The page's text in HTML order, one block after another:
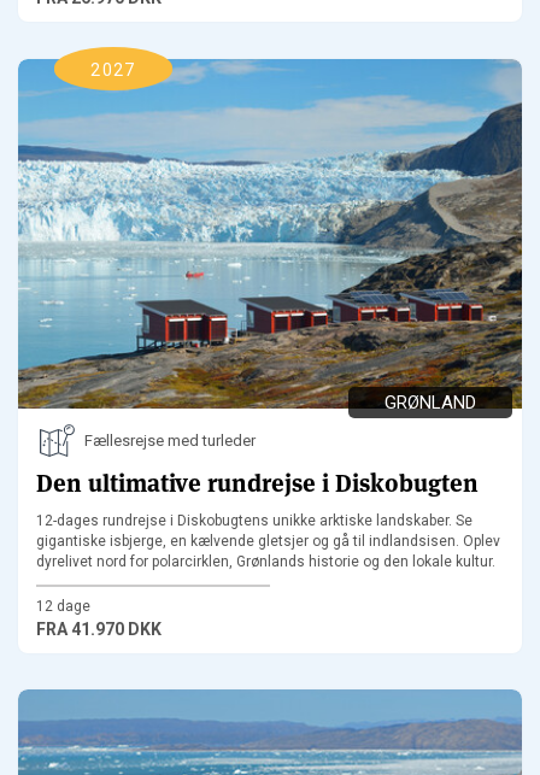
2027
GRØNLAND
Fællesrejse med turleder
Den ultimative rundrejse i Diskobugten
12-dages rundrejse i Diskobugtens unikke arktiske landskaber. Se
gigantiske isbjerge, en kælvende gletsjer og gå til indlandsisen. Oplev
dyrelivet nord for polarcirklen, Grønlands historie og den lokale kultur.
12 dage
FRA 41.970 DKK